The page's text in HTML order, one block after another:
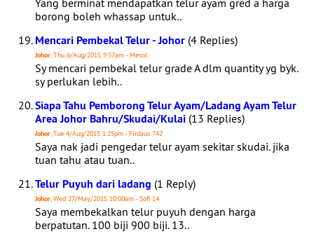
Yang berminat mendapatkan telur ayam gred a harga
borong boleh whassap untuk..
Mencari Pembekal Telur - Johor (4 Replies)
Johor, Thu 6/Aug/2015 9:57am - Mesol
Sy mencari pembekal telur grade A dlm quantity yg byk.
sy perlukan lebih..
Siapa Tahu Pemborong Telur Ayam/Ladang Ayam Telur
Area Johor Bahru/Skudai/Kulai (13 Replies)
Johor, Tue 4/Aug/2015 1:25pm - Firdaus 742
Saya nak jadi pengedar telur ayam sekitar skudai. jika
tuan tahu atau tuan..
Telur Puyuh dari ladang (1 Reply)
Johor, Wed 27/May/2015 10:00am - Sofi 14
Saya membekalkan telur puyuh dengan harga
berpatutan. 100 biji 900 biji. 13..